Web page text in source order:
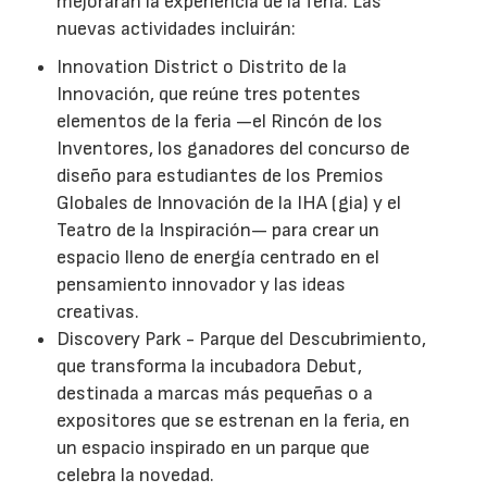
nuevas actividades incluirán:
Innovation District o Distrito de la
Innovación, que reúne tres potentes
elementos de la feria —el Rincón de los
Inventores, los ganadores del concurso de
diseño para estudiantes de los Premios
Globales de Innovación de la IHA (gia) y el
Teatro de la Inspiración— para crear un
espacio lleno de energía centrado en el
pensamiento innovador y las ideas
creativas.
Discovery Park - Parque del Descubrimiento,
que transforma la incubadora Debut,
destinada a marcas más pequeñas o a
expositores que se estrenan en la feria, en
un espacio inspirado en un parque que
celebra la novedad.